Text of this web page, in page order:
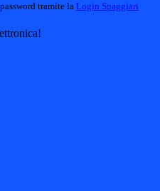
tramite la Login Spaggiari